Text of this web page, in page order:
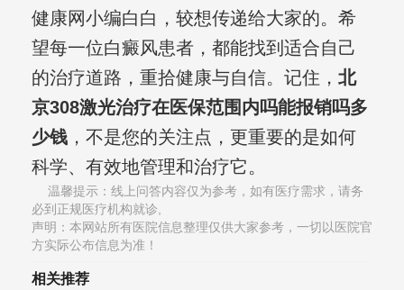
健康网小编白白，较想传递给大家的。希
望每一位白癜风患者，都能找到适合自己
的治疗道路，重拾健康与自信。记住， 北
京308激光治疗在医保范围内吗能报销吗多
少钱，不是您的关注点，更重要的是如何
科学、有效地管理和治疗它。
温馨提示：线上问答内容仅为参考，如有医疗需求，请务
必到正规医疗机构就诊,
声明：本网站所有医院信息整理仅供大家参考，一切以医院官
方实际公布信息为准！
相关推荐